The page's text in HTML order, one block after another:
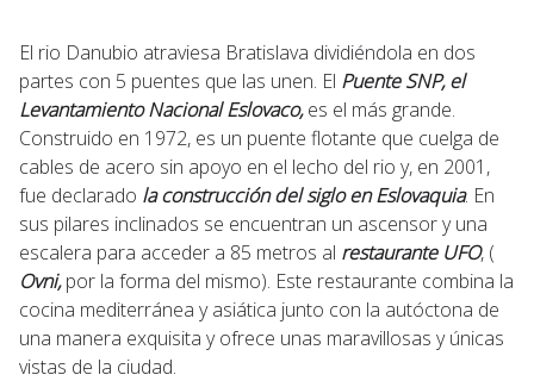
El rio Danubio atraviesa Bratislava dividiéndola en dos
partes con 5 puentes que las unen. El Puente SNP, el
Levantamiento Nacional Eslovaco,es el más grande.
Construido en 1972, es un puente flotante que cuelga de
cables de acero sin apoyo en el lecho del rio y, en 2001,
fue declarado la construcción del siglo en Eslovaquia. En
sus pilares inclinados se encuentran un ascensor y una
escalera para acceder a 85 metros al restaurante UFO, (
Ovni,por la forma del mismo). Este restaurante combina la
cocina mediterránea y asiática junto con la autóctona de
una manera exquisita y ofrece unas maravillosas y únicas
vistas de la ciudad.